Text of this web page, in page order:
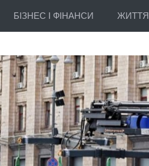
БІЗНЕС І ФІНАНСИ ЖИТТЯ